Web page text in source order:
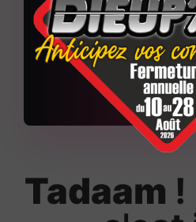
Sites web
+
Tadaam !